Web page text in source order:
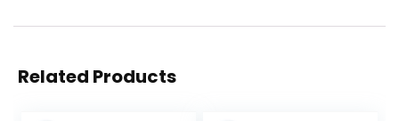
Related Products